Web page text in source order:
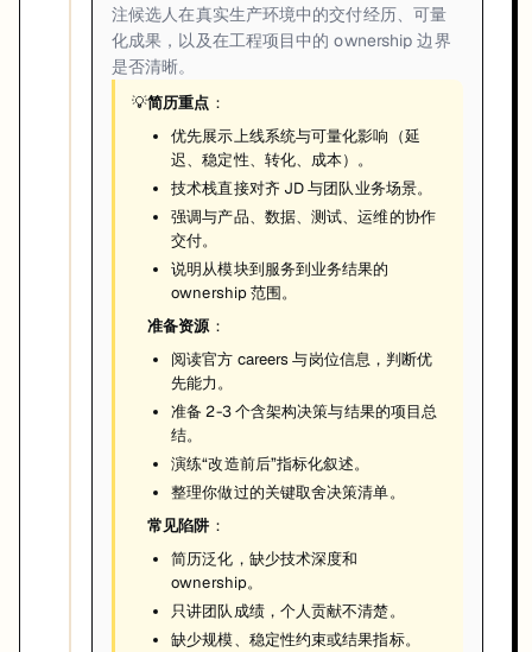
注候选人在真实生产环境中的交付经历、可量
化成果，以及在工程项目中的 ownership 边界
是否清晰。
💡简历重点 ：
优先展示上线系统与可量化影响（延
迟、稳定性、转化、成本）。
技术栈直接对齐 JD 与团队业务场景。
强调与产品、数据、测试、运维的协作
交付。
说明从模块到服务到业务结果的
ownership 范围。
准备资源：
阅读官方 careers 与岗位信息，判断优
先能力。
准备 2-3 个含架构决策与结果的项目总
结。
演练“改造前后”指标化叙述。
整理你做过的关键取舍决策清单。
常见陷阱 ：
简历泛化，缺少技术深度和
ownership。
只讲团队成绩，个人贡献不清楚。
缺少规模、稳定性约束或结果指标。